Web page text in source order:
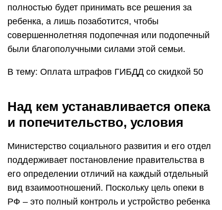
полностью будет принимать все решения за
ребенка, а лишь позаботится, чтобы
совершеннолетняя подопечная или подопечный
были благополучными силами этой семьи.
В тему: Оплата штрафов ГИБДД со скидкой 50
Над кем устанавливается опека
и попечительство, условия
Министерство социального развития и его отдел
поддерживает постановление правительства в
его определении отличий на каждый отдельный
вид взаимоотношений. Поскольку цель опеки в
РФ – это полный контроль и устройство ребенка